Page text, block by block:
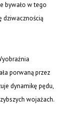
bywało w tego
dziwacznością
porwaną przez
dynamikę pędu,
wojażach.